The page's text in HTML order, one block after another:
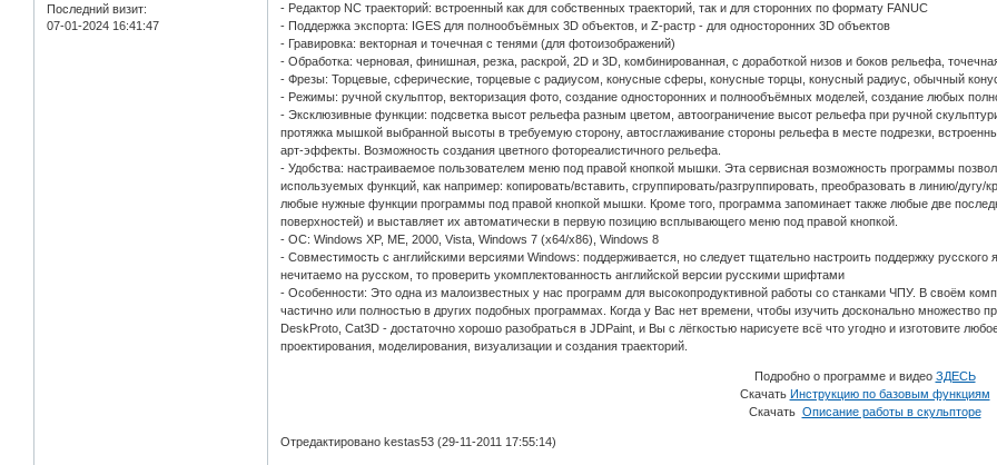
Последний визит:
07-01-2024 16:41:47
- Редактор NC траекторий: встроенный как для собственных траекторий, так и для сторонних по формату FANUC
- Поддержка экспорта: IGES для полнообъёмных 3D объектов, и Z-растр - для односторонних 3D объектов
- Гравировка: векторная и точечная с тенями (для фотоизображений)
- Обработка: черновая, финишная, резка, раскрой, 2D и 3D, комбинированная, с доработкой низов и боков рельефа,
- Фрезы: Торцевые, сферические, торцевые с радиусом, конусные сферы, конусные торцы, конусный радиус, обычный
- Режимы: ручной скульптор, векторизация фото, создание односторонних и полнообъёмных моделей, создание любых
- Эксклюзивные функции: подсветка высот рельефа разным цветом, автоограничение высот рельефа при ручной
протяжка мышкой выбранной высоты в требуемую сторону, автосглаживание стороны рельефа в месте подрезки,
арт-эффекты. Возможность создания цветного фотореалистичного рельефа.
- Удобства: настраиваемое пользователем меню под правой кнопкой мышки. Эта сервисная возможность программы
используемых функций, как например: копировать/вставить, сгруппировать/разгруппировать, преобразовать в линию/дугу/
любые нужные функции программы под правой кнопкой мышки. Кроме того, программа запоминает также любые две
поверхностей) и выставляет их автоматически в первую позицию всплывающего меню под правой кнопкой.
- ОС: Windows XP, ME, 2000, Vista, Windows 7 (x64/x86), Windows 8
- Совместимость с английскими версиями Windows: поддерживается, но следует тщательно настроить поддержку
нечитаемо на русском, то проверить укомплектованность английской версии русскими шрифтами
- Особенности: Это одна из малоизвестных у нас программ для высокопродуктивной работы со станками ЧПУ. В своём
частично или полностью в других подобных программах. Когда у Вас нет времени, чтобы изучить досконально множество
DeskProto, Cat3D - достаточно хорошо разобраться в JDPaint, и Вы с лёгкостью нарисуете всё что угодно и изготовите
проектирования, моделирования, визуализации и создания траекторий.
Подробно о программе и видео ЗДЕСЬ
Скачать Инструкцию по базовым функциям
Скачать Описание работы в скульпторе
Отредактировано kestas53 (29-11-2011 17:55:14)